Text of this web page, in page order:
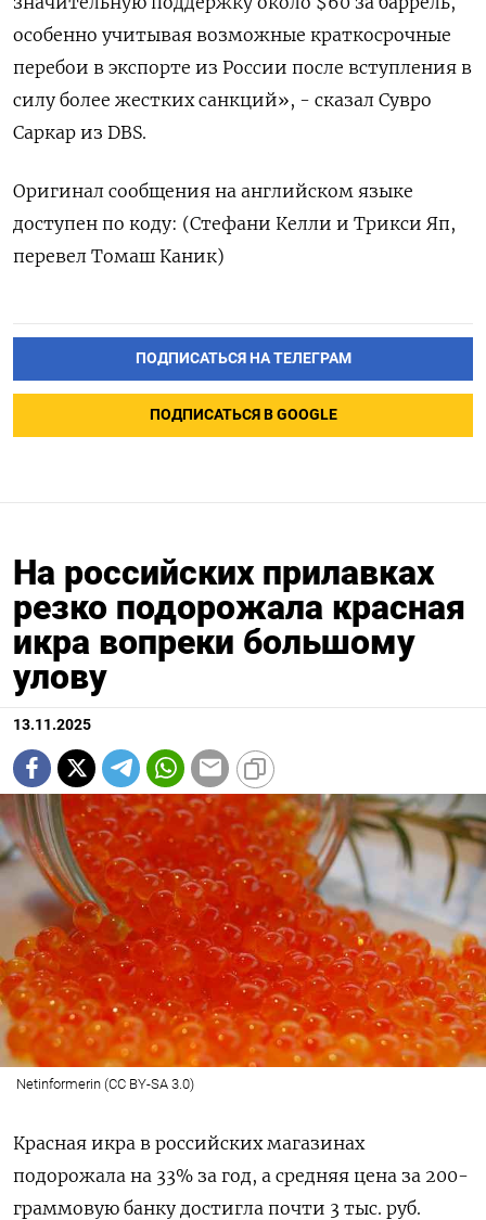
особенно учитывая возможные краткосрочные
перебои в экспорте из России после вступления в
силу более жестких санкций», - сказал Сувро
Саркар из DBS.
Оригинал сообщения на английском языке
доступен по коду: (Стефани Келли и Трикси Яп,
перевел Томаш Каник)
ПОДПИСАТЬСЯ НА ТЕЛЕГРАМ
ПОДПИСАТЬСЯ В GOOGLE
На российских прилавках
резко подорожала красная
икра вопреки большому
улову
13.11.2025
Netinformerin (CC BY-SA 3.0)
Красная икра в российских магазинах
подорожала на 33% за год, а средняя цена за 200-
граммовую банку достигла почти 3 тыс. руб.